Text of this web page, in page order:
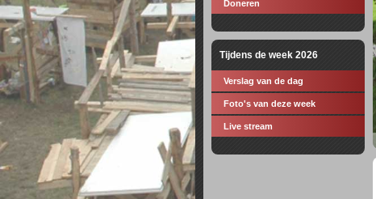
Doneren
Tijdens de week 2026
Verslag van de dag
Foto's van deze week
Live stream